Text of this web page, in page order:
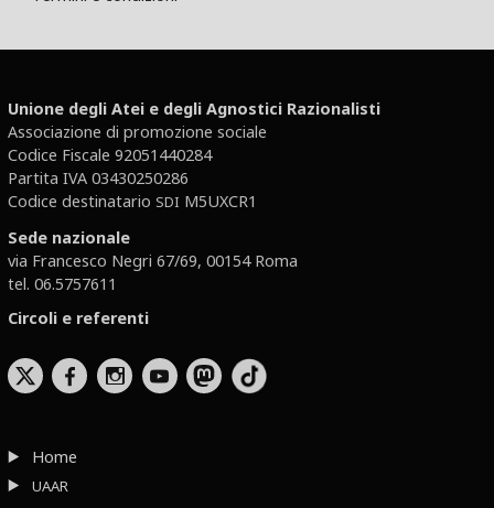
Unione degli Atei e degli Agnostici Razionalisti
Associazione di promozione sociale
Codice Fiscale 92051440284
Partita IVA 03430250286
Codice destinatario SDI M5UXCR1
Sede nazionale
via Francesco Negri 67/69, 00154 Roma
tel. 06.5757611
Circoli e referenti
b x r
Home
UAAR